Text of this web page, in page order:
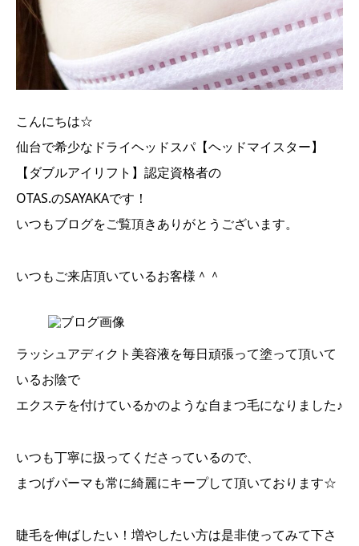
こんにちは☆
仙台で希少なドライヘッドスパ【ヘッドマイスター】
【ダブルアイリフト】認定資格者の
OTAS.のSAYAKAです！
いつもブログをご覧頂きありがとうございます。
いつもご来店頂いているお客様＾＾
ラッシュアディクト美容液を毎日頑張って塗って頂いて
いるお陰で
エクステを付けているかのような自まつ毛になりました♪
いつも丁寧に扱ってくださっているので、
まつげパーマも常に綺麗にキープして頂いております☆
睫毛を伸ばしたい！増やしたい方は是非使ってみて下さ